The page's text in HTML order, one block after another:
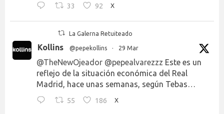
33 92 X
La Galerna Retuiteado
Kollins @pepekollins · 29 Mar
@TheNewOjeador @pepealvarezzz Este es un
reflejo de la situación económica del Real
Madrid, hace unas semanas, según Tebas…
55 186 X